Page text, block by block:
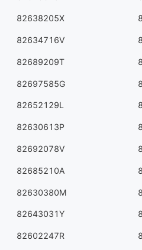
82638205X
82634716V
82689209T
82697585G
82652129L
82630613P
82692078V
82685210A
82630380M
82643031Y
82602247R